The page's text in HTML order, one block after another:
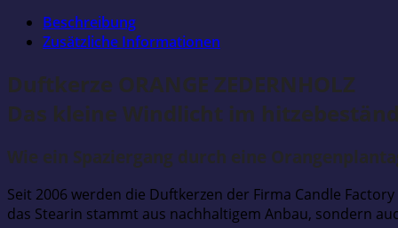
Beschreibung
Zusätzliche Informationen
Duftkerze ORANGE ZEDERNHOLZ
Das kleine Windlicht im
Wie ein Spaziergang durch eine
Seit 2006 werden die Duftkerzen der Firma Candle
das Stearin stammt aus nachhaltigem Anbau, sondern